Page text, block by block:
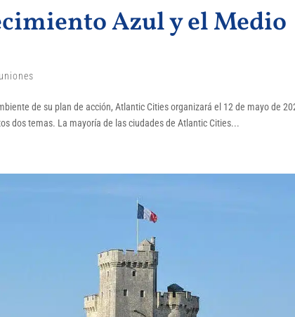
Azul y el Medio
de su plan de acción, Atlantic Cities organizará el 12 de mayo de
dos temas. La mayoría de las ciudades de Atlantic Cities...